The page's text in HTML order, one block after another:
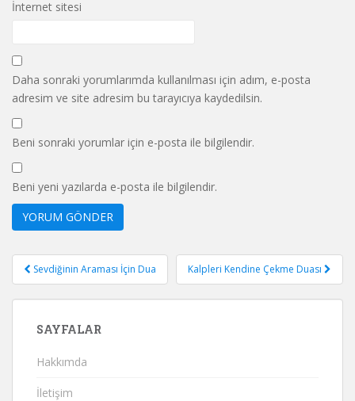
İnternet sitesi
Daha sonraki yorumlarımda kullanılması için adım, e-posta
adresim ve site adresim bu tarayıcıya kaydedilsin.
Beni sonraki yorumlar için e-posta ile bilgilendir.
Beni yeni yazılarda e-posta ile bilgilendir.
Yazı
gezinmesi
Sevdiğinin Araması İçin Dua Kalpleri Kendine Çekme Duası
SAYFALAR
Hakkımda
İletişim